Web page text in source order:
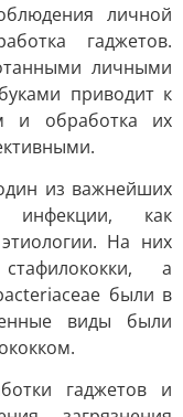
личной
гаджетов.
личными
приводит к
и обработка их
из важнейших
инфекции, как
На них
а
были в
виды были
гаджетов и